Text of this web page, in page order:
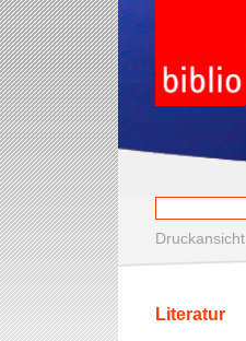
Druckansicht
Literatur